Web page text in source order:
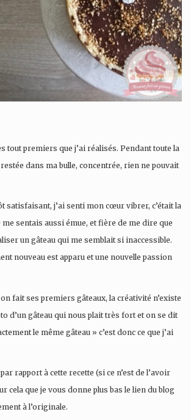
tout premiers que j’ai réalisés. Pendant toute la
dans ma bulle, concentrée, rien ne pouvait
satisfaisant, j’ai senti mon cœur vibrer, c’était la
sentais aussi émue, et fière de me dire que
un gâteau qui me semblait si inaccessible.
nouveau est apparu et une nouvelle passion
fait ses premiers gâteaux, la créativité n’existe
d’un gâteau qui nous plait très fort et on se dit
le même gâteau » c’est donc ce que j’ai
rapport à cette recette (si ce n’est de l’avoir
cela que je vous donne plus bas le lien du blog
à l’originale.